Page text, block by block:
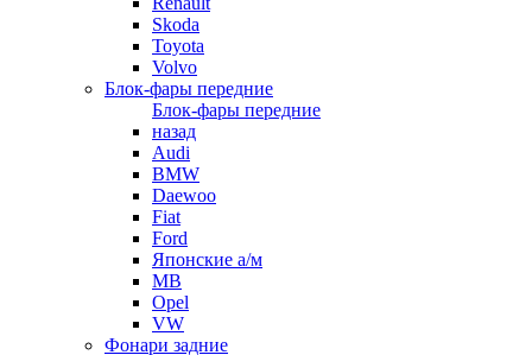
Skoda
Toyota
Volvo
Блок-фары передние
Блок-фары передние
назад
Audi
BMW
Daewoo
Fiat
Ford
Японские а/м
MB
Opel
VW
Фонари задние